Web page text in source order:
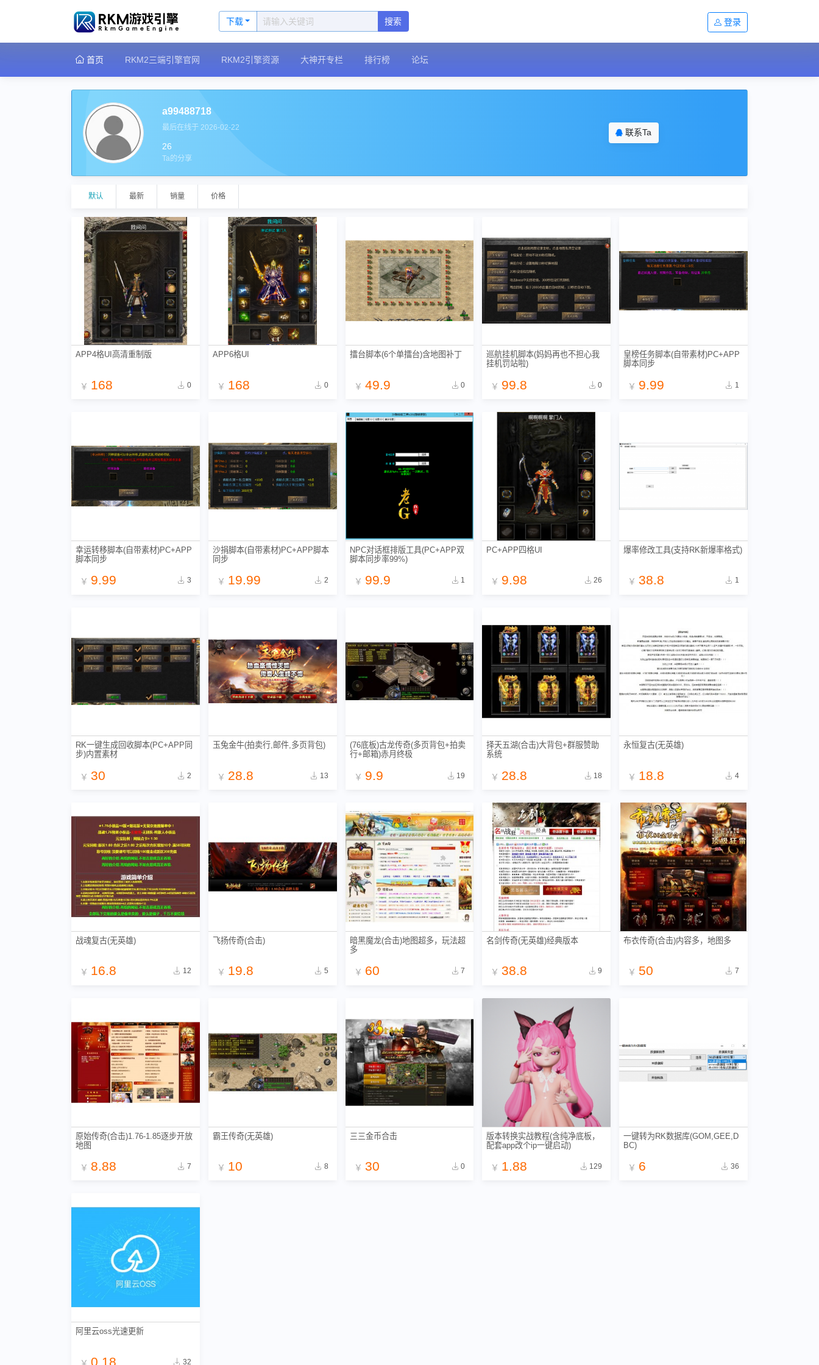
下载 搜索 登录
首页 RKM2三端引擎官网 RKM2引擎资源 大神开专栏 排行榜 论坛
a99488718
最后在线于 2026-02-22
26
Ta的分享
联系Ta
默认 最新 销量 价格
APP4格UI高清重制版
￥ 168 0
APP6格UI
￥ 168 0
擂台脚本(6个单擂台)含地图补丁
￥ 49.9 0
巡航挂机脚本(妈妈再也不担心我
挂机罚站啦)
￥ 99.8 0
皇榜任务脚本(自带素材)PC+APP
脚本同步
￥ 9.99 1
幸运转移脚本(自带素材)PC+APP
脚本同步
￥ 9.99 3
沙捐脚本(自带素材)PC+APP脚本
同步
￥ 19.99 2
NPC对话框排版工具(PC+APP双
脚本同步率99%)
￥ 99.9 1
PC+APP四格UI
￥ 9.98 26
爆率修改工具(支持RK新爆率格式)
￥ 38.8 1
RK一键生成回收脚本(PC+APP同
步)内置素材
￥ 30 2
玉兔金牛(拍卖行,邮件,多页背包)
￥ 28.8 13
(76底板)古龙传奇(多页背包+拍卖
行+邮箱)赤月终极
￥ 9.9 19
择天五湖(合击)大背包+群服赞助
系统
￥ 28.8 18
永恒复古(无英雄)
￥ 18.8 4
战魂复古(无英雄)
￥ 16.8 12
飞扬传奇(合击)
￥ 19.8 5
暗黑魔龙(合击)地图超多，玩法超
多
￥ 60 7
名剑传奇(无英雄)经典版本
￥ 38.8 9
布衣传奇(合击)内容多，地图多
￥ 50 7
原始传奇(合击)1.76-1.85逐步开放
地图
￥ 8.88 7
霸王传奇(无英雄)
￥ 10 8
三三金币合击
￥ 30 0
版本转换实战教程(含纯净底板，
配套app改个ip一键启动)
￥ 1.88 129
一键转为RK数据库(GOM,GEE,D
BC)
￥ 6 36
阿里云oss光速更新
￥ 0.18 32